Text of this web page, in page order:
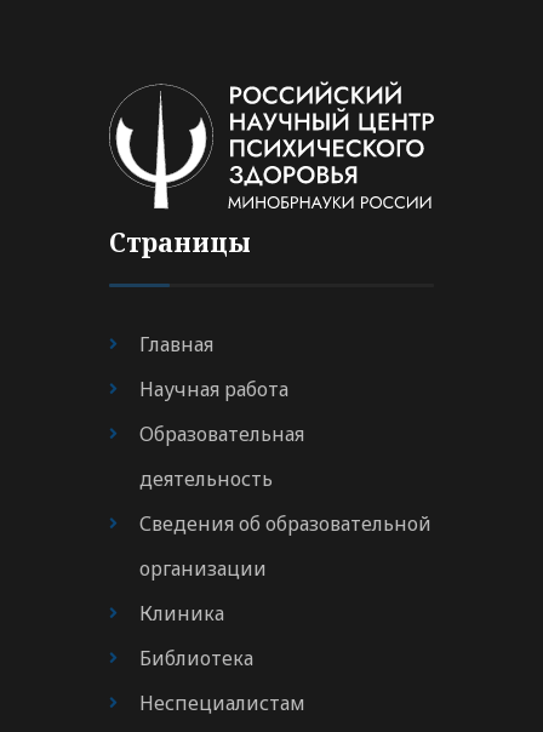
Страницы
Главная
Научная работа
Образовательная
деятельность
Сведения об образовательной
организации
Клиника
Библиотека
Неспециалистам